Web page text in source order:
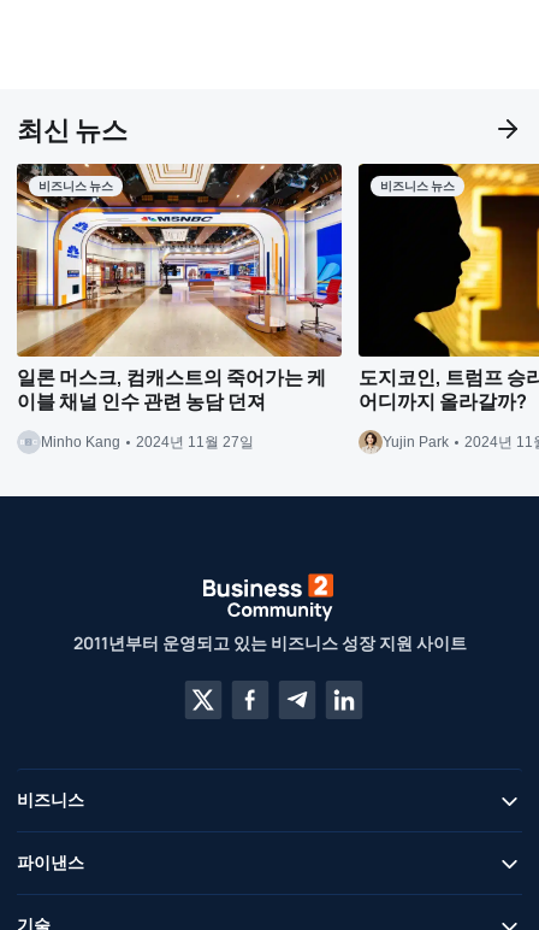
최신 뉴스
일론 머스크, 컴캐스트의 죽어가는 케
이블 채널 인수 관련 농담 던져
Minho Kang 2024년 11월 27일
비즈니스 뉴스
도지코인, 트럼프 승
어디까지 올라갈까?
Yujin Park 2024년 11
비즈니스 뉴스
2011년부터 운영되고 있는 비즈니스 성장 지원 사이트
비즈니스
파이낸스
기술